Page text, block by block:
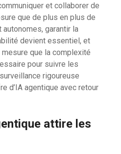
et collaborer de
que de plus en plus de
garantir la
devient essentiel, et
que la complexité
pour suivre les
rigoureuse
d’IA agentique avec retour
attire les